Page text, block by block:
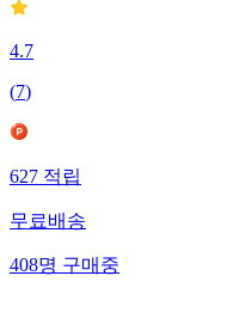
4.7
(7)
627적립
무료배송
408명구매중